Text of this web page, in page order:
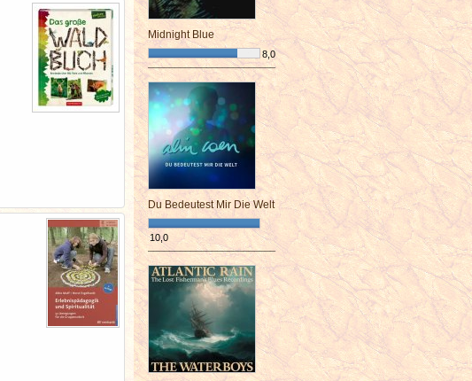
Midnight Blue
8,0
¯¯¯¯¯¯¯¯¯¯¯¯¯¯¯¯¯¯¯¯¯¯¯¯
Du Bedeutest Mir Die Welt
10,0
¯¯¯¯¯¯¯¯¯¯¯¯¯¯¯¯¯¯¯¯¯¯¯¯